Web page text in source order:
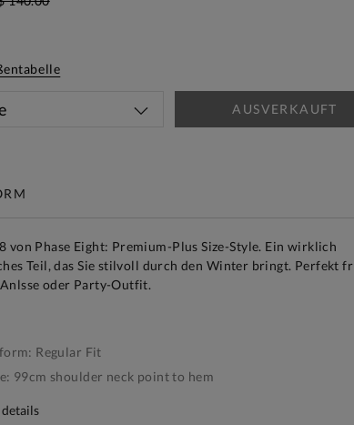
AUSVERKAUFT
von Phase Eight: Premium-Plus Size-Style. Ein wirklich
Teil, das Sie stilvoll durch den Winter bringt. Perfekt fr
oder Party-Outfit.
Regular Fit
99cm shoulder neck point to hem
details